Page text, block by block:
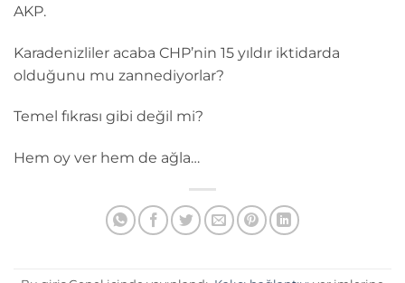
AKP.
Karadenizliler acaba CHP’nin 15 yıldır iktidarda
olduğunu mu zannediyorlar?
Temel fıkrası gibi değil mi?
Hem oy ver hem de ağla…